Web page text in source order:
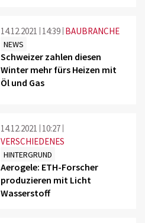
14.12.2021 14:39 BAUBRANCHE
NEWS
Schweizer zahlen diesen
Winter mehr fürs Heizen mit
Öl und Gas
14.12.2021
10:27
VERSCHIEDENES
HINTERGRUND
Aerogele: ETH-Forscher
produzieren mit Licht
Wasserstoff